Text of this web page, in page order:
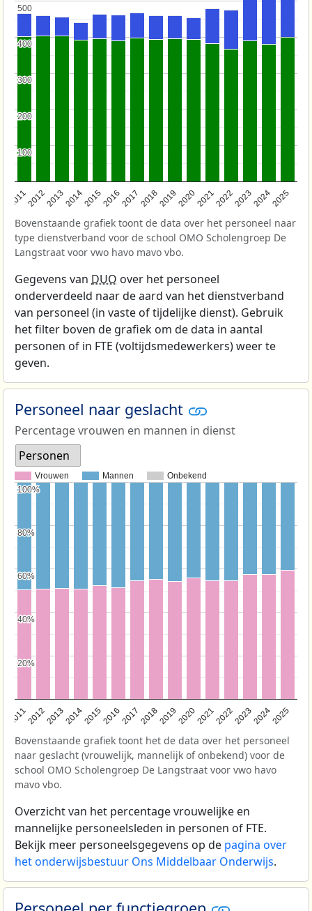
201120122013201420152016201720182019202020212022202320242025
100
100
200
200
300
300
400
400
500
500
Bovenstaande grafiek toont de data over het personeel naar
type dienstverband voor de school OMO Scholengroep De
Langstraat voor vwo havo mavo vbo.
Gegevens van DUO over het personeel
onderverdeeld naar de aard van het dienstverband
van personeel (in vaste of tijdelijke dienst). Gebruik
het filter boven de grafiek om de data in aantal
personen of in FTE (voltijdsmedewerkers) weer te
geven.
Personeel naar geslacht
Percentage vrouwen en mannen in dienst
Personen
Vrouwen Mannen Onbekend
201120122013201420152016201720182019202020212022202320242025
20%
20%
40%
40%
60%
60%
80%
80%
100%
100%
Bovenstaande grafiek toont het de data over het personeel
naar geslacht (vrouwelijk, mannelijk of onbekend) voor de
school OMO Scholengroep De Langstraat voor vwo havo
mavo vbo.
Overzicht van het percentage vrouwelijke en
mannelijke personeelsleden in personen of FTE.
Bekijk meer personeelsgegevens op de pagina over
het onderwijsbestuur Ons Middelbaar Onderwijs.